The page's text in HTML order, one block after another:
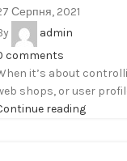
Серпня, 2021
admin
comments
it’s about
shops, or user
reading